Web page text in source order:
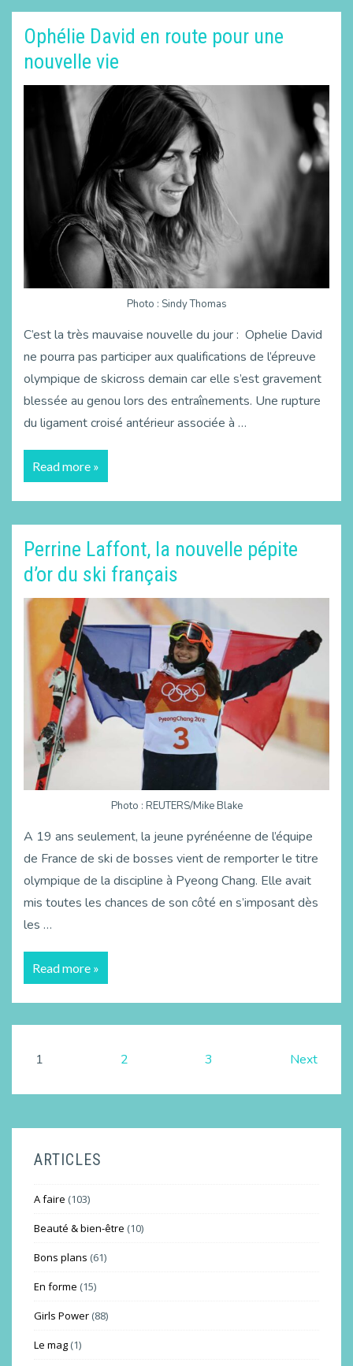
Ophélie David en route pour une
nouvelle vie
Photo : Sindy Thomas
C’est la très mauvaise nouvelle du jour : Ophelie David
ne pourra pas participer aux qualifications de l’épreuve
olympique de skicross demain car elle s’est gravement
blessée au genou lors des entraînements. Une rupture
du ligament croisé antérieur associée à …
Read more »
Perrine Laffont, la nouvelle pépite
d’or du ski français
Photo : REUTERS/Mike Blake
A 19 ans seulement, la jeune pyrénéenne de l’équipe
de France de ski de bosses vient de remporter le titre
olympique de la discipline à Pyeong Chang. Elle avait
mis toutes les chances de son côté en s’imposant dès
les …
Read more »
1 2 3 Next
ARTICLES
A faire (103)
Beauté & bien-être (10)
Bons plans (61)
En forme (15)
Girls Power (88)
Le mag (1)